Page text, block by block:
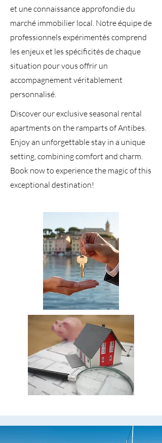
et une connaissance approfondie du
marché immobilier local. Notre équipe de
professionnels expérimentés comprend
les enjeux et les spécificités de chaque
situation pour vous offrir un
accompagnement véritablement
personnalisé.
Discover our exclusive seasonal rental
apartments on the ramparts of Antibes.
Enjoy an unforgettable stay in a unique
setting, combining comfort and charm.
Book now to experience the magic of this
exceptional destination!